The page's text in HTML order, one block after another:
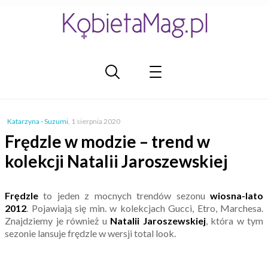
Katarzyna - Suzumi, 1 sierpnia 2020
Frędzle w modzie – trend w
kolekcji Natalii Jaroszewskiej
Frędzle to jeden z mocnych trendów sezonu wiosna-lato
2012. Pojawiają się min. w kolekcjach Gucci, Etro, Marchesa.
Znajdziemy je również u Natalii Jaroszewskiej, która w tym
sezonie lansuje frędzle w wersji total look.